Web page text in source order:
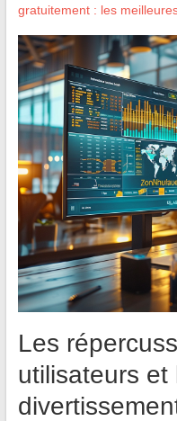
gratuitement : les
Les
utilisateurs et